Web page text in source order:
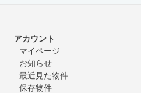
アカウント
マイページ
お知らせ
最近見た物件
保存物件